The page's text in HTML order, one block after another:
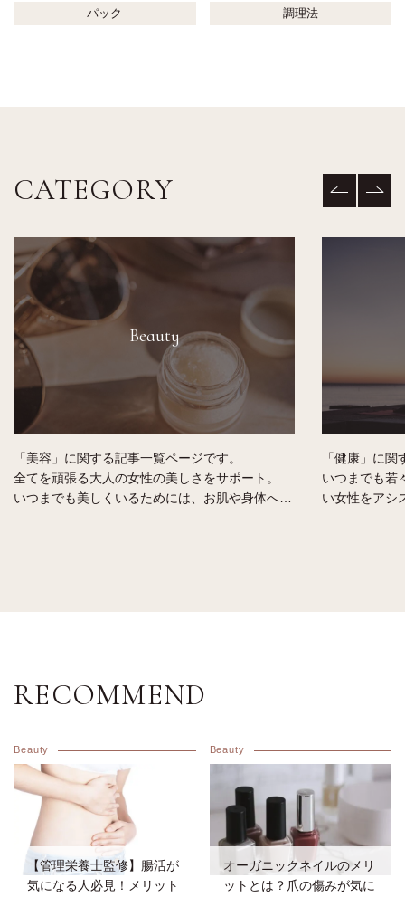
パック 調理法
CATEGORY
Beauty
「美容」に関する記事一覧ページです。
全てを頑張る大人の女性の美しさをサポート。
いつまでも美しくいるためには、お肌や身体への
「健康」に
いつまでも若
い女性をアシ
RECOMMEND
Beauty
【管理栄養士監修】腸活が
気になる人必見！メリット
Beauty
オーガニックネイルのメリ
ットとは？爪の傷みが気に